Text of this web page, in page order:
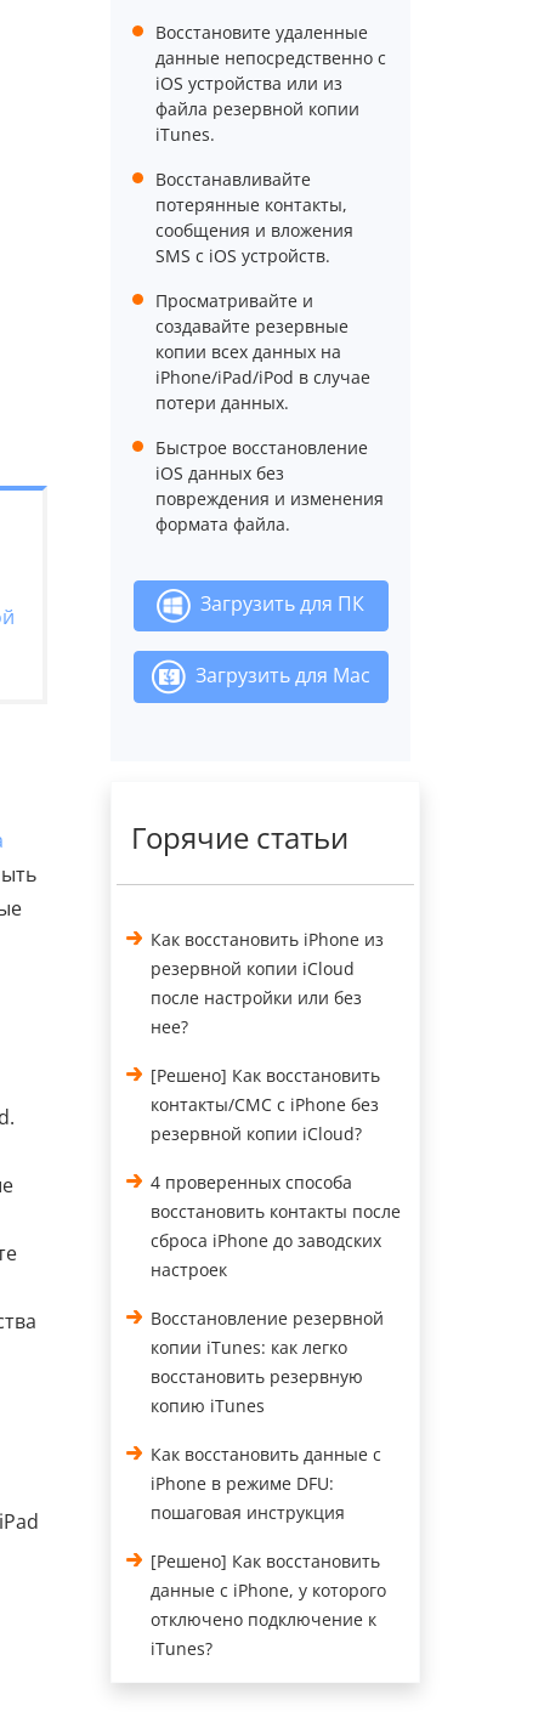
Восстановите удаленные
данные непосредственно с
iOS устройства или из
файла резервной копии
iTunes.
Восстанавливайте
потерянные контакты,
сообщения и вложения
SMS с iOS устройств.
Просматривайте и
создавайте резервные
копии всех данных на
iPhone/iPad/iPod в случае
потери данных.
Быстрое восстановление
iOS данных без
повреждения и изменения
формата файла.
Загрузить для ПК
Загрузить для Mac
Горячие статьи
Как восстановить iPhone из
резервной копии iCloud
после настройки или без
нее?
[Решено] Как восстановить
контакты/СМС с iPhone без
резервной копии iCloud?
4 проверенных способа
восстановить контакты после
сброса iPhone до заводских
настроек
Восстановление резервной
копии iTunes: как легко
восстановить резервную
копию iTunes
Как восстановить данные с
iPhone в режиме DFU:
пошаговая инструкция
[Решено] Как восстановить
данные с iPhone, у которого
отключено подключение к
iTunes?